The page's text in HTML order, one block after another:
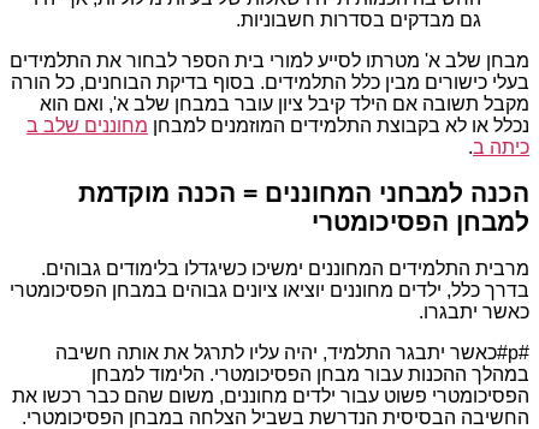
גם מבדקים בסדרות חשבוניות.
מבחן שלב א' מטרתו לסייע למורי בית הספר לבחור את התלמידים
בעלי כישורים מבין כלל התלמידים. בסוף בדיקת הבוחנים, כל הורה
מקבל תשובה אם הילד קיבל ציון עובר במבחן שלב א', ואם הוא
נכלל או לא בקבוצת התלמידים המוזמנים למבחן מחוננים שלב ב
כיתה ב.
הכנה למבחני המחוננים = הכנה מוקדמת
למבחן הפסיכומטרי
מרבית התלמידים המחוננים ימשיכו כשיגדלו בלימודים גבוהים.
בדרך כלל, ילדים מחוננים יוציאו ציונים גבוהים במבחן הפסיכומטרי
כאשר יתבגרו.
#p#כאשר יתבגר התלמיד, יהיה עליו לתרגל את אותה חשיבה
במהלך ההכנות עבור מבחן הפסיכומטרי. הלימוד למבחן
הפסיכומטרי פשוט עבור ילדים מחוננים, משום שהם כבר רכשו את
החשיבה הבסיסית הנדרשת בשביל הצלחה במבחן הפסיכומטרי.